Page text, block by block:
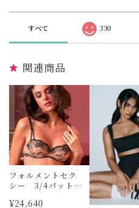
すべて 330
関連商品
フォルメントセク
シー 3/4パット無
¥24,640